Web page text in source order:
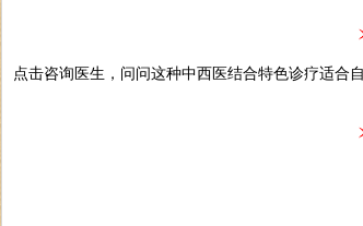
点击咨询医生，问问这种中西医结合特色诊疗适合